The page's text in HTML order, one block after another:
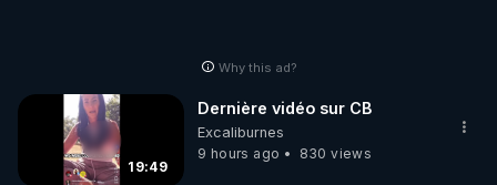
Why this ad?
19:49
Dernière vidéo sur CB
Excaliburnes
9 hours ago
830 views